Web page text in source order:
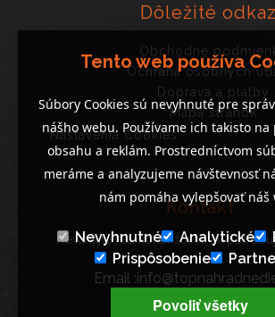
Dôležité
Obchodné
Ochrana osobných
Doprava a platby
Mapa stránok
Nastavenia Cookies
Kontakt
Neváhajte nás kontaktovať, ak
Email
Tel : +421 919 278 288
Tento web používa
Súbory Cookies sú nevyhnuté pre
nášho webu. Používame ich takisto
obsahu a reklám. Prostredníctvom
meráme a analyzujeme návštevnosť
nám pomáha vylepšovať náš
Nevyhnutné Analytické
Prispôsobenie
Povoliť všetky